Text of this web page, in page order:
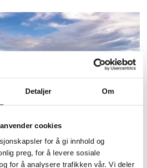
Detaljer Om
cookies
for å gi innhold og
preg, for å levere sosiale
for å analysere trafikken vår. Vi deler
Uwe Moser